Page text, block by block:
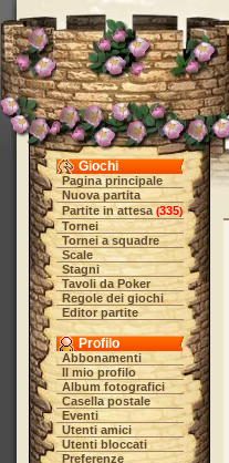
Giochi
Pagina principale
Nuova partita
Partite in attesa (335)
Tornei
Tornei a squadre
Scale
Stagni
Tavoli da Poker
Regole dei giochi
Editor partite
Profilo
Abbonamenti
Il mio profilo
Album fotografici
Casella postale
Eventi
Utenti amici
Utenti bloccati
Preferenze